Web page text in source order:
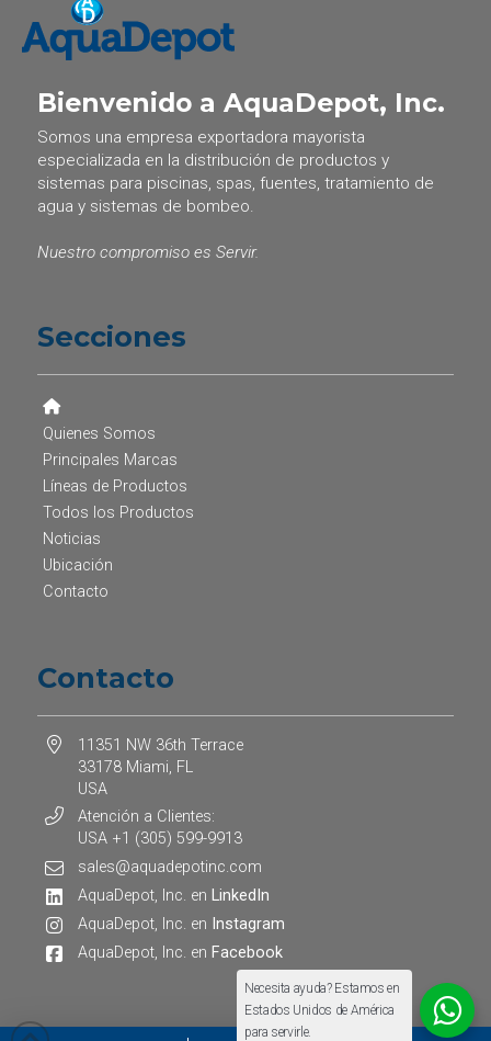
Bienvenido a AquaDepot, Inc.
Somos una empresa exportadora mayorista
especializada en la distribución de productos y
sistemas para piscinas, spas, fuentes, tratamiento de
agua y sistemas de bombeo.
Nuestro compromiso es Servir.
Secciones
Quienes Somos
Principales Marcas
Líneas de Productos
Todos los Productos
Noticias
Ubicación
Contacto
Contacto
11351 NW 36th Terrace
33178 Miami, FL
USA
Atención a Clientes:
USA +1 (305) 599-9913
sales@aquadepotinc.com
AquaDepot, Inc. en LinkedIn
AquaDepot, Inc. en Instagram
AquaDepot, Inc. en Facebook
Necesita ayuda? Estamos en
Estados Unidos de América
para servirle.